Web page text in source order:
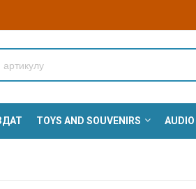
TOYS AND SOUVENIRS AUDIO